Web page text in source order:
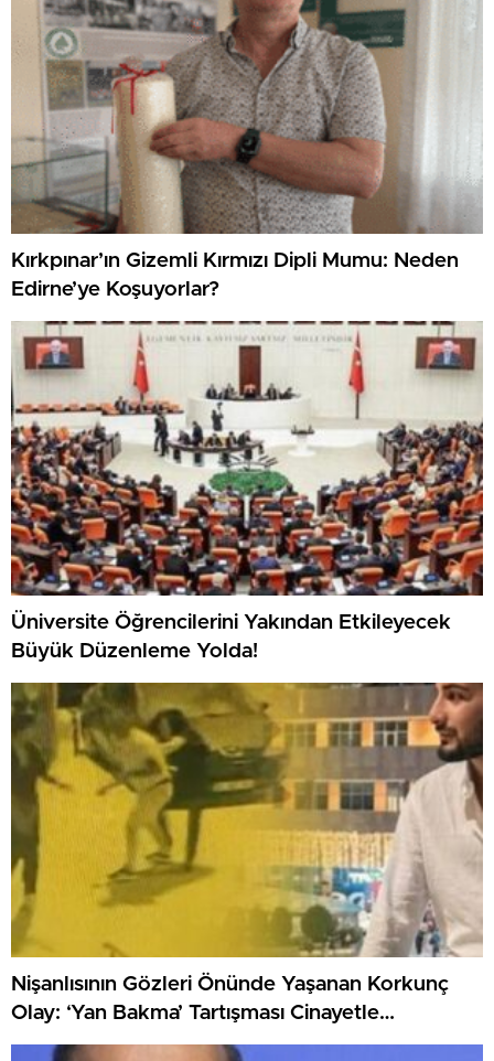
Kırkpınar’ın Gizemli Kırmızı Dipli Mumu: Neden
Edirne’ye Koşuyorlar?
Üniversite Öğrencilerini Yakından Etkileyecek
Büyük Düzenleme Yolda!
Nişanlısının Gözleri Önünde Yaşanan Korkunç
Olay: ‘Yan Bakma’ Tartışması Cinayetle
Sonuçlandı